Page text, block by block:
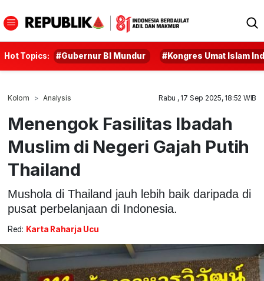
Hot Topics: #Gubernur BI Mundur #Kongres Umat Islam
Kolom Analysis Rabu , 17 Sep 2025, 18:52 WIB
Menengok Fasilitas Ibadah
Muslim di Negeri Gajah Putih
Thailand
Mushola di Thailand jauh lebih baik daripada di
pusat perbelanjaan di Indonesia.
Red: Karta Raharja Ucu